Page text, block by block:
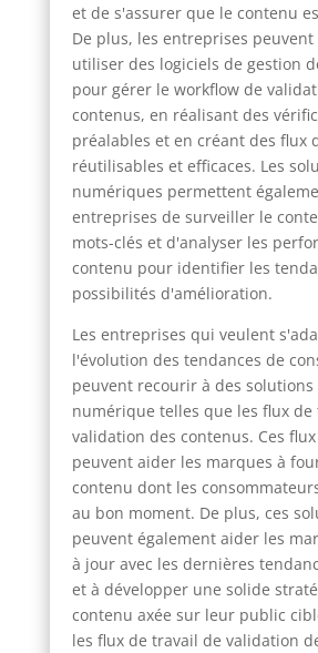
et de s'assurer que le contenu
De plus, les entreprises
utiliser des logiciels de gestion
pour gérer le workflow de
contenus, en réalisant des
préalables et en créant des flux
réutilisables et efficaces. Les
numériques permettent
entreprises de surveiller le
mots-clés et d'analyser les
contenu pour identifier les
possibilités d'amélioration.
Les entreprises qui veulent
l'évolution des tendances de
peuvent recourir à des
numérique telles que les flux de
validation des contenus. Ces
peuvent aider les marques à
contenu dont les
au bon moment. De plus, ces
peuvent également aider les
à jour avec les dernières
et à développer une solide
contenu axée sur leur public
les flux de travail de validation